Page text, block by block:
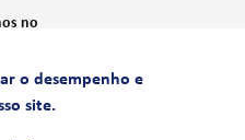
no
o desempenho e
site.